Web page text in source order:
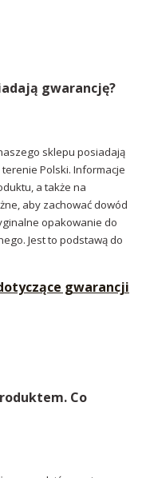
gwarancję?
sklepu posiadają
Polski. Informacje
a także na
aby zachować dowód
opakowanie do
Jest to podstawą do
gwarancji
Co